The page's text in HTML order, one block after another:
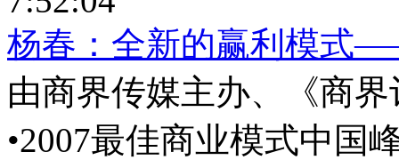
杨春：全新的赢利模式
由商界传媒主办、《商
•2007最佳商业模式中国